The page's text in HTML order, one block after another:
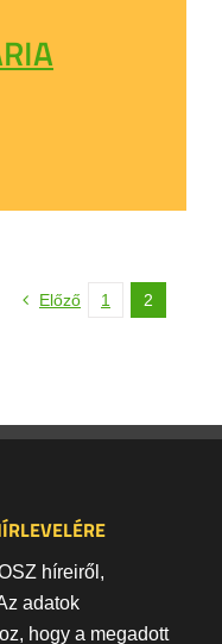
Előző 1 2
híreiről,
adatok
hogy a megadott